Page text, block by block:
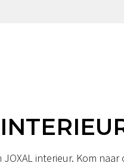
interieur. Kom